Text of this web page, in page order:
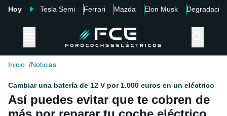
Hoy Tesla Semi Ferrari Mazda Elon Musk Degradación
Inicio Noticias
Cambiar una batería de 12 V por 1.000 euros en un eléctrico
Así puedes evitar que te cobren de